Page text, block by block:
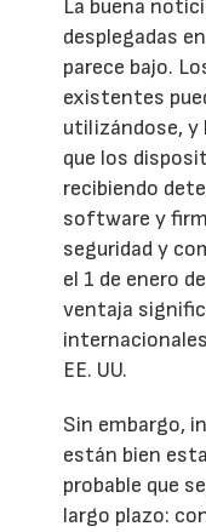
La buena
desplegadas
parece bajo.
existentes
utilizándose, y
que los
recibiendo
software y
seguridad y
el 1 de enero
ventaja
EE. UU.
Sin embargo,
están bien
probable que
largo plazo: